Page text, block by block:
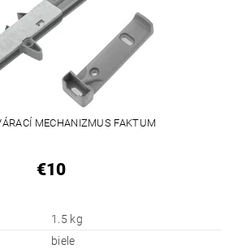
MECHANIZMUS FAKTUM
€10
1.5 kg
biele